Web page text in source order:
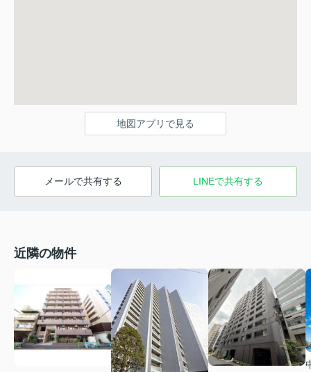
地図アプリで見る
メールで共有する LINEで共有する
近隣の物件